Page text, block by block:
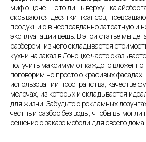
миф о цене — это лишь верхушка
скрываются десятки нюансов,
продукцию в неоправданно затратную и
эксплуатации вещь. В этой статье мы
разберем, из чего складывается
кухни на заказ в Донецке часто
получить максимум от каждого
поговорим не просто о красивых
использовании пространства, качестве
мелочах, из которых и складывается
для жизни. Забудьте о рекламных
честный разбор без воды, чтобы вы
решение о заказе мебели для своего дома.